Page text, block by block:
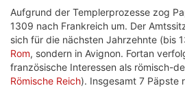
Aufgrund der Templerprozesse zog
1309 nach Frankreich um. Der
sich für die nächsten Jahrzehnte (bis
Rom, sondern in Avignon. Fortan
französische Interessen als römisch-
Römische Reich). Insgesamt 7 Päpste